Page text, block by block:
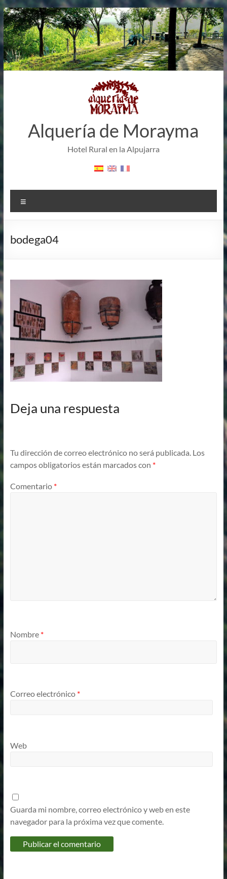
Saltar
al
contenido
Alquería de Morayma
Hotel Rural en la Alpujarra
bodega04
Deja una respuesta
Tu dirección de correo electrónico no será publicada. Los
campos obligatorios están marcados con *
Comentario *
Nombre *
Correo electrónico *
Web
Guarda mi nombre, correo electrónico y web en este
navegador para la próxima vez que comente.